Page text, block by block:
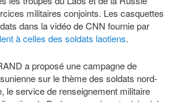
militaires conjoints. Les casquettes
dans la vidéo de CNN fournie par
à celles des soldats laotiens.
a proposé une campagne de
sur le thème des soldats nord-
le service de renseignement militaire